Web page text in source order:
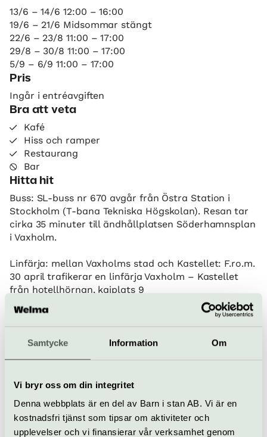
Samtycke Information Om
Vi bryr oss om din integritet
Denna webbplats är en del av Barn i stan AB. Vi är en
kostnadsfri tjänst som tipsar om aktiviteter och
upplevelser och vi finansierar vår verksamhet genom
13/6 – 14/6 12:00 – 16:00
19/6 – 21/6 Midsommar stängt
22/6 – 23/8 11:00 – 17:00
29/8 – 30/8 11:00 – 17:00
5/9 – 6/9 11:00 – 17:00
Pris
Ingår i entréavgiften
Bra att veta
Kafé
Hiss och ramper
Restaurang
Bar
Hitta hit
Buss: SL-buss nr 670 avgår från Östra Station i
Stockholm (T-bana Tekniska Högskolan). Resan tar
cirka 35 minuter till ändhållplatsen Söderhamnsplan
i Vaxholm.
Linfärja: mellan Vaxholms stad och Kastellet: F.ro.m.
30 april trafikerar en linfärja Vaxholm – Kastellet
från hotellhörnan, kajplats 9
Båt: ett gemytligt sätt att inleda besöket på
Vaxholms Fästnings Museum är att åka med
Waxholmsbolaget från Stockholm (avgår från
Kanalbolag har också turer till Vaxholm och
även Vaxholm-Kastellet för mer information ring
08-541 305 35.